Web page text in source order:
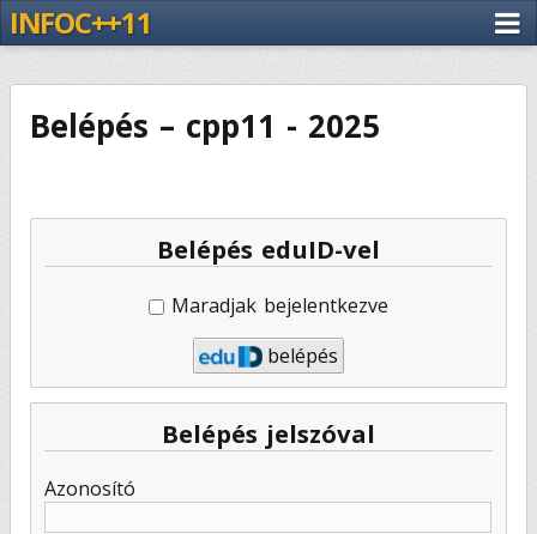
INFOC++11
Belépés – cpp11 - 2025
Belépés eduID-vel
Maradjak bejelentkezve
belépés
Belépés jelszóval
Azonosító